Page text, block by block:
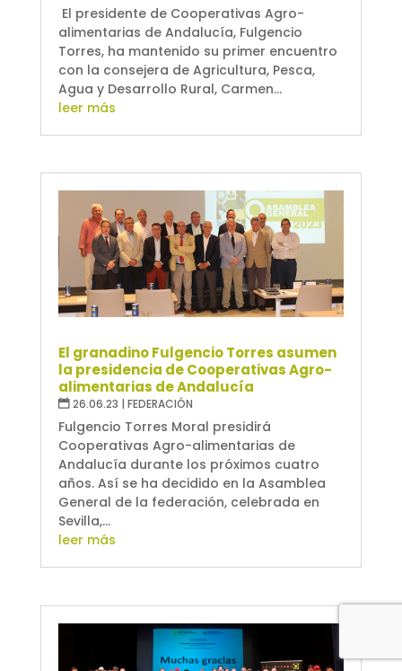
El presidente de Cooperativas Agro-
alimentarias de Andalucía, Fulgencio
Torres, ha mantenido su primer encuentro
con la consejera de Agricultura, Pesca,
Agua y Desarrollo Rural, Carmen...
leer más
El granadino Fulgencio Torres asumen
la presidencia de Cooperativas Agro-
alimentarias de Andalucía
26.06.23 | FEDERACIÓN
Fulgencio Torres Moral presidirá
Cooperativas Agro-alimentarias de
Andalucía durante los próximos cuatro
años. Así se ha decidido en la Asamblea
General de la federación, celebrada en
Sevilla,...
leer más